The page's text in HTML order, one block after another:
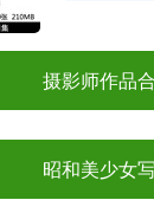
摄影师作品
昭和美少女